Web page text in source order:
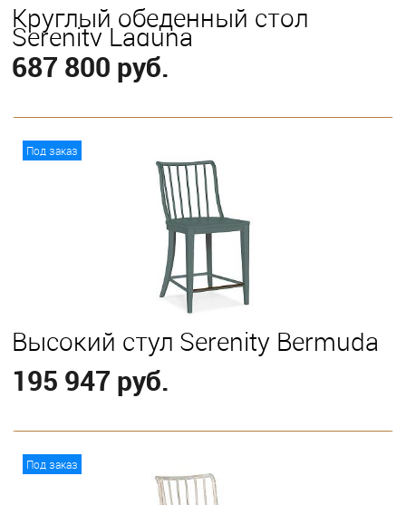
Круглый обеденный стол
Serenity Laguna
687 800 руб.
Под заказ
Высокий стул Serenity Bermuda
195 947 руб.
Под заказ